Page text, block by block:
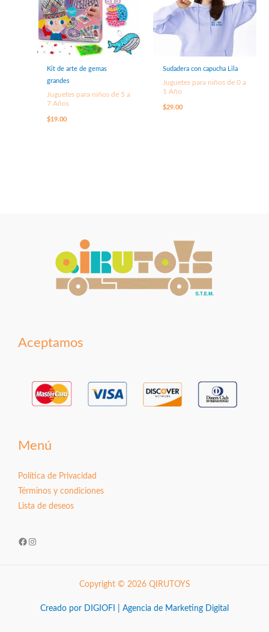
Kit de arte de gemas
grandes
Juguetes para niños de 5 a
7 Años
$19.00
Sudadera con capucha Lila
Juguetes para niños de 0 a
1 Año
$29.00
Aceptamos
Menú
Política de Privacidad
Términos y condiciones
Lista de deseos
Facebook
Instagram
Copyright © 2026 QIRUTOYS
Creado por DIGIOFI | Agencia de Marketing Digital